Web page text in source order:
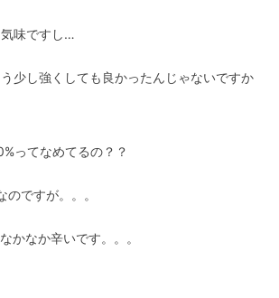
味ですし…
少し強くしても良かったんじゃないですか
ってなめてるの？？
ですが。。。
かなか辛いです。。。